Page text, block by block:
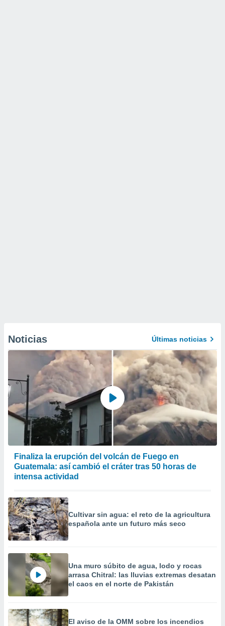
Noticias Últimas noticias
Finaliza la erupción del volcán de Fuego en
Guatemala: así cambió el cráter tras 50 horas de
intensa actividad
Cultivar sin agua: el reto de la agricultura
española ante un futuro más seco
Una muro súbito de agua, lodo y rocas
arrasa Chitral: las lluvias extremas desatan
el caos en el norte de Pakistán
El aviso de la OMM sobre los incendios